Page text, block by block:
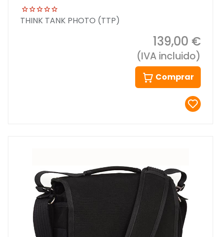
THINK TANK PHOTO (TTP)
139,00 €
(IVA incluido)
Comprar